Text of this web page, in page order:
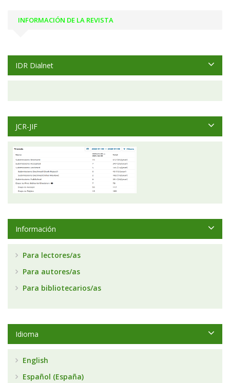
INFORMACIÓN DE LA REVISTA
IDR Dialnet
JCR-JIF
Información
Para lectores/as
Para autores/as
Para bibliotecarios/as
Idioma
English
Español (España)